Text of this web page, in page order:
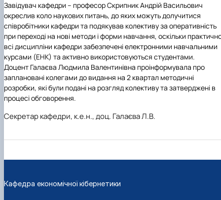
Завідувач кафедри – професор Скрипник Андрій Васильович
окреслив коло наукових питань, до яких можуть долучитися
співробітники кафедри та подякував колективу за оперативність
при переході на нові методи і форми навчання, оскільки
всі дисципліни кафедри забезпечені електронними навчальними
курсами (ЕНК) та активно використовуються студентами.
Доцент Галаєва Людмила Валентинівна проінформувала про
заплановані колегами до видання на 2 квартал методичні
розробки, які були подані на розгляд колективу та затверджені в
процесі обговорення.
Секретар кафедри, к.е.н., доц. Галаєва Л.В.
Кафедра економічної кібернетики